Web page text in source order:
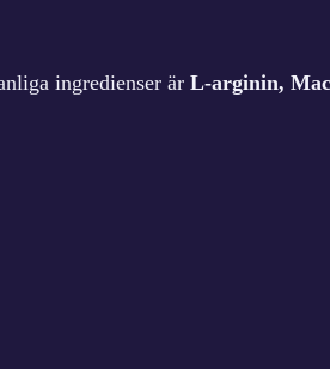
ingredienser är L-arginin,